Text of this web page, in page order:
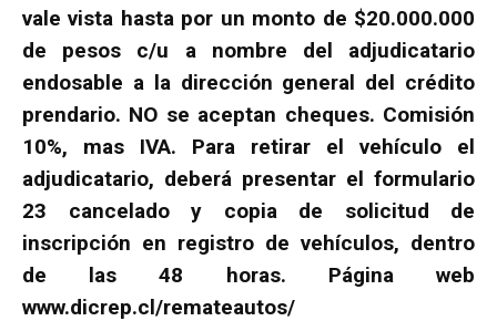
vale vista hasta por un monto de $20.000.000
de pesos c/u a nombre del adjudicatario
endosable a la dirección general del crédito
prendario. NO se aceptan cheques. Comisión
10%, mas IVA. Para retirar el vehículo el
adjudicatario, deberá presentar el formulario
23 cancelado y copia de solicitud de
inscripción en registro de vehículos, dentro
de las 48 horas. Página web
www.dicrep.cl/remateautos/